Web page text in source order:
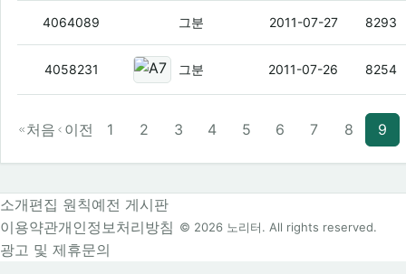
4064089 베가레이서 번이
그분 2011-07-27 8293
4058231 A780L 베가레이서 순규번이 (1)
그분 2011-07-26 8254
처음 이전 1 2 3 4 5 6 7 8 9
소개편집 원칙예전 게시판
이용약관개인정보처리방침
광고 및 제휴문의
© 2026 노리터. All rights reserved.